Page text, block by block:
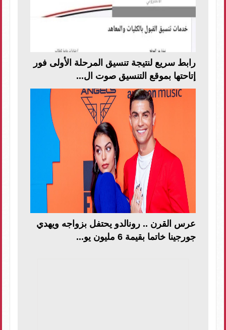
رابط سريع لنتيجة تنسيق المرحلة الأولى فور
إتاحتها بموقع التنسيق صوت ال...
عرس القرن .. رونالدو يحتفل بزواجه ويهدي
جورجينا خاتما بقيمة 6 مليون يو...